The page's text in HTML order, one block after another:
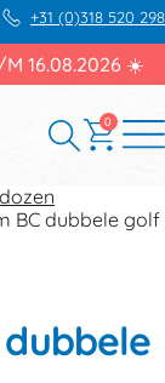
+31 (0)318 520 298
M 16.08.2026 ☀️
0
BC dubbele golf